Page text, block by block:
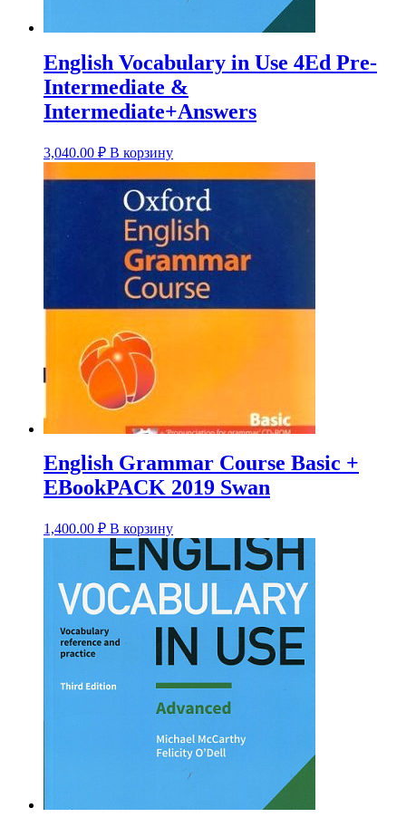
English Vocabulary in Use 4Ed Pre-
Intermediate &
Intermediate+Answers
3,040.00 ₽ В корзину
English Grammar Course Basic +
EBookPACK 2019 Swan
1,400.00 ₽ В корзину